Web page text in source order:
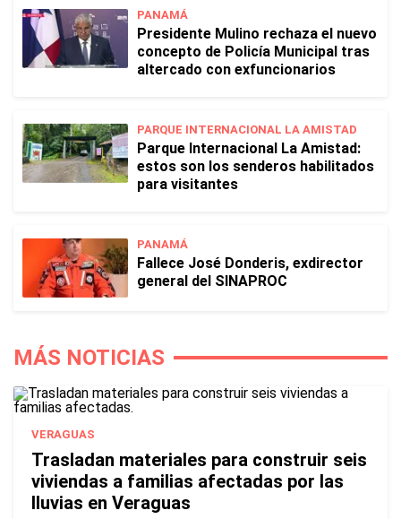
PANAMÁ
Presidente Mulino rechaza el nuevo
concepto de Policía Municipal tras
altercado con exfuncionarios
PARQUE INTERNACIONAL LA AMISTAD
Parque Internacional La Amistad:
estos son los senderos habilitados
para visitantes
PANAMÁ
Fallece José Donderis, exdirector
general del SINAPROC
MÁS NOTICIAS
VERAGUAS
Trasladan materiales para construir seis
viviendas a familias afectadas por las
lluvias en Veraguas